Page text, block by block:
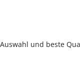
und beste